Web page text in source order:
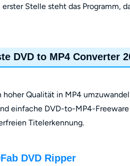
Stelle steht das Programm,
DVD to MP4 Converter
Qualität in MP4
einfache DVD-to-MP4-
Titelerkennung.
DVD Ripper